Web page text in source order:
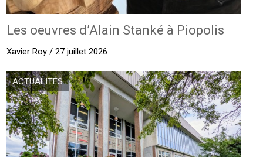
Les oeuvres d’Alain Stanké à Piopolis
Xavier Roy / 27 juillet 2026
ACTUALITÉS